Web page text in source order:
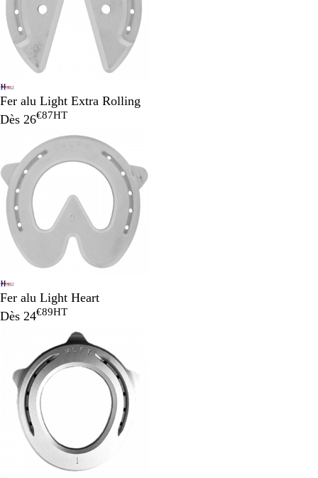
Fer alu Light Extra Rolling
Dès 26€87HT
Fer alu Light Heart
Dès 24€89HT